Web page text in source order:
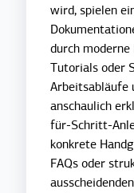
wird, spielen
durch
Tutorials oder
Arbeitsabläufe
anschaulich
für-Schritt-
konkrete
FAQs oder